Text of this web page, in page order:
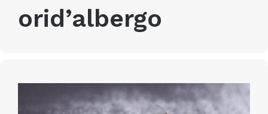
orid’albergo